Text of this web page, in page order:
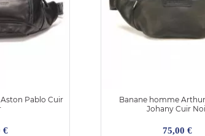
Pablo Cuir
€
Banane homme
Johany Cuir
75,00 €